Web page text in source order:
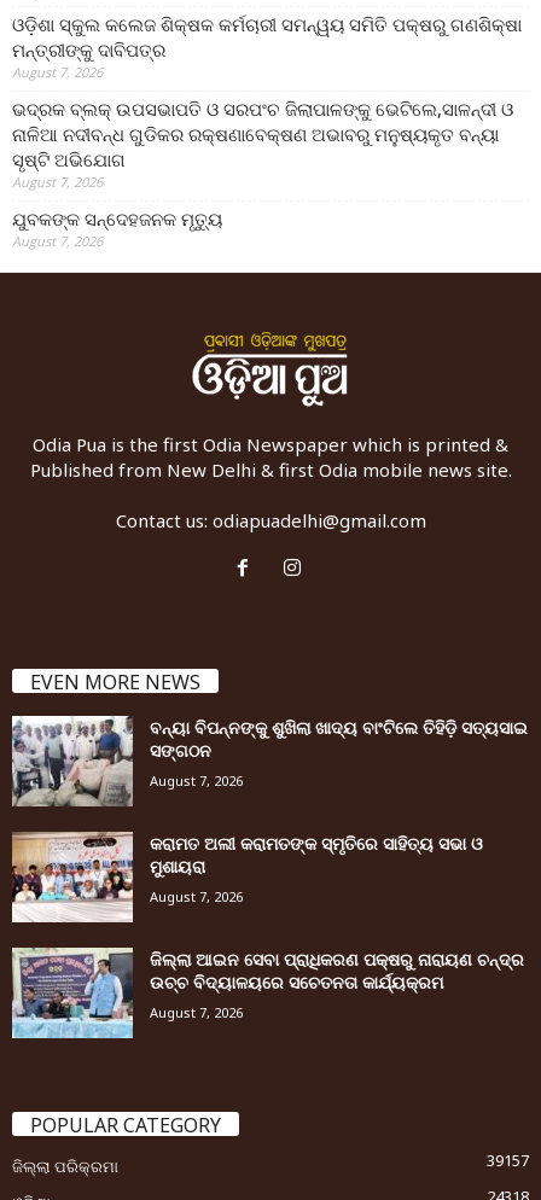
ଓଡ଼ିଶା ସ୍କୁଲ କଲେଜ ଶିକ୍ଷକ କର୍ମଚାରୀ ସମନ୍ୱୟ ସମିତି ପକ୍ଷରୁ ଗଣଶିକ୍ଷା
ମନ୍ତ୍ରୀଙ୍କୁ ଦାବିପତ୍ର
August 7, 2026
ଭଦ୍ରକ ବ୍ଲକ୍ ଉପସଭାପତି ଓ ସରପଂଚ ଜିଲାପାଳଙ୍କୁ ଭେଟିଲେ,ସାଳନ୍ଦୀ ଓ
ନାଳିଆ ନଦୀବନ୍ଧ ଗୁଡିକର ରକ୍ଷଣାବେକ୍ଷଣ ଅଭାବରୁ ମନୁଷ୍ୟକୃତ ବନ୍ୟା
ସୃଷ୍ଟି ଅଭିଯୋଗ
August 7, 2026
ଯୁବକଙ୍କ ସନ୍ଦେହଜନକ ମୃତ୍ୟୁ
August 7, 2026
Odia Pua is the first Odia Newspaper which is printed &
Published from New Delhi & first Odia mobile news site.
Contact us: odiapuadelhi@gmail.com
EVEN MORE NEWS
ବନ୍ୟା ବିପନ୍ନଙ୍କୁ ଶୁଖିଲା ଖାଦ୍ୟ ବାଂଟିଲେ ତିହିଡି଼ ସତ୍ୟସାଇ
ସଙ୍ଗଠନ
August 7, 2026
କରାମତ ଅଲୀ କରାମତଙ୍କ ସ୍ମୃତିରେ ସାହିତ୍ୟ ସଭା ଓ
ମୁଶାୟରା
August 7, 2026
ଜିଲ୍ଲା ଆଇନ ସେବା ପ୍ରାଧିକରଣ ପକ୍ଷରୁ ନାରାୟଣ ଚନ୍ଦ୍ର
ଉଚ୍ଚ ବିଦ୍ୟାଳୟରେ ସଚେତନତା କାର୍ଯ୍ୟକ୍ରମ
August 7, 2026
POPULAR CATEGORY
ଜିଲ୍ଲା ପରିକ୍ରମା
39157